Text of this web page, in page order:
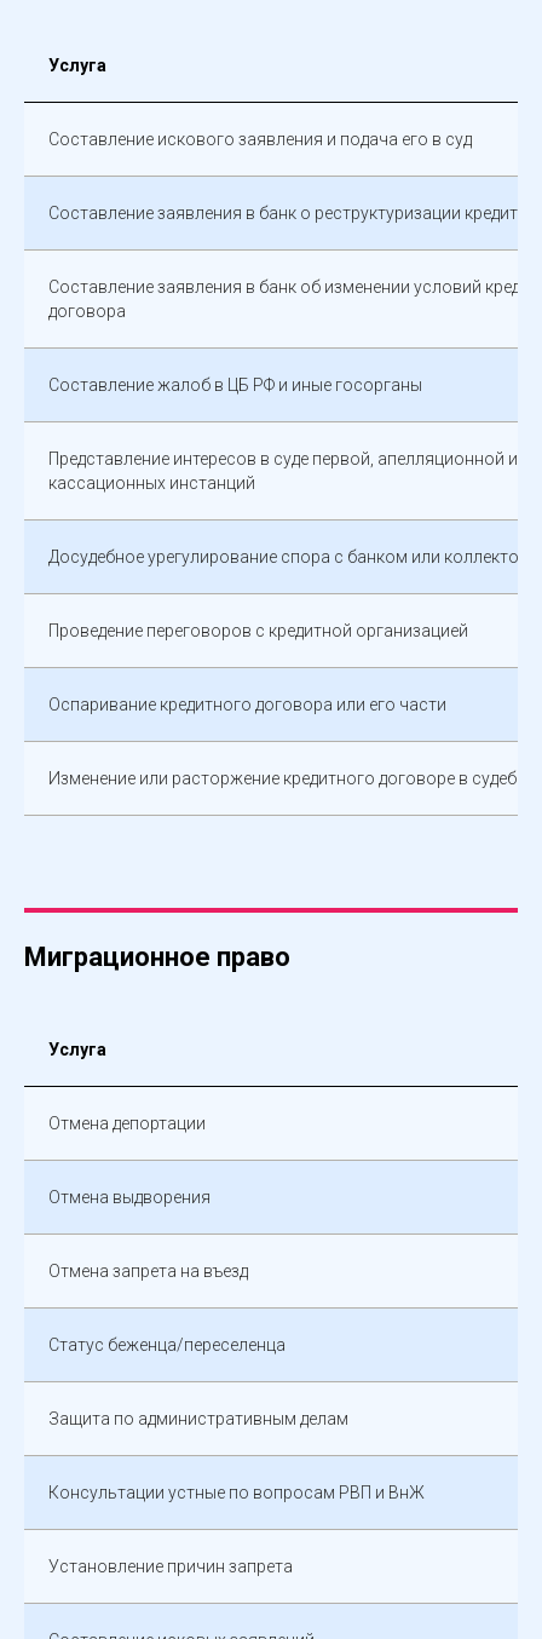
Услуга
Составление искового заявления и подача его в суд
Составление заявления в банк о реструктуризации кредита
Составление заявления в банк об изменении условий
договора
Составление жалоб в ЦБ РФ и иные госорганы
Представление интересов в суде первой, апелляционной и
кассационных инстанций
Досудебное урегулирование спора с банком или
Проведение переговоров с кредитной организацией
Оспаривание кредитного договора или его части
Изменение или расторжение кредитного договоре в
Миграционное право
Услуга
Отмена депортации
Отмена выдворения
Отмена запрета на въезд
Статус беженца/переселенца
Защита по административным делам
Консультации устные по вопросам РВП и ВнЖ
Установление причин запрета